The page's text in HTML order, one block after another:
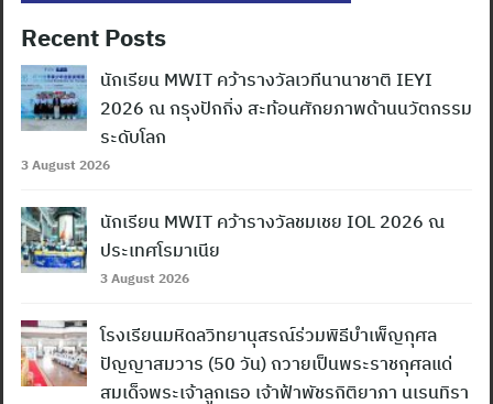
Recent Posts
นักเรียน MWIT คว้ารางวัลเวทีนานาชาติ IEYI
2026 ณ กรุงปักกิ่ง สะท้อนศักยภาพด้านนวัตกรรม
ระดับโลก
3 August 2026
นักเรียน MWIT คว้ารางวัลชมเชย IOL 2026 ณ
ประเทศโรมาเนีย
3 August 2026
โรงเรียนมหิดลวิทยานุสรณ์ร่วมพิธีบำเพ็ญกุศล
ปัญญาสมวาร (50 วัน) ถวายเป็นพระราชกุศลแด่
สมเด็จพระเจ้าลูกเธอ เจ้าฟ้าพัชรกิติยาภา นเรนทิรา